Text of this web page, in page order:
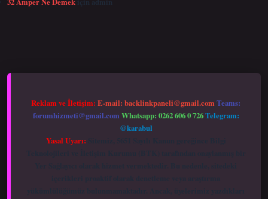
Reklam ve İletişim: E-mail: backlinkpaneli@gmail.comTeams:
forumhizmeti@gmail.com Whatsapp: 0262 606 0 726Telegram:
@karabul
Yasal Uyarı: